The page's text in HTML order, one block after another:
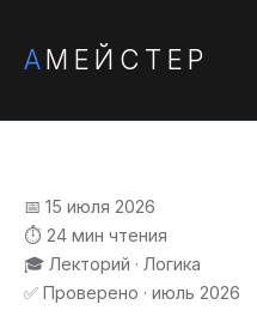
АМЕЙСТЕР
📅 15 июля 2026
⏱️ 24 мин чтения
🎓 Лекторий · Логика
✅ Проверено · июль 2026